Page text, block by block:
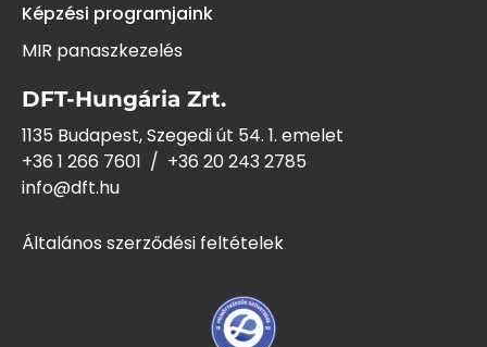
Képzési programjaink
MIR panaszkezelés
DFT-Hungária Zrt.
1135 Budapest, Szegedi út 54. 1. emelet
+36 1 266 7601 / +36 20 243 2785
info@dft.hu
Általános szerződési feltételek